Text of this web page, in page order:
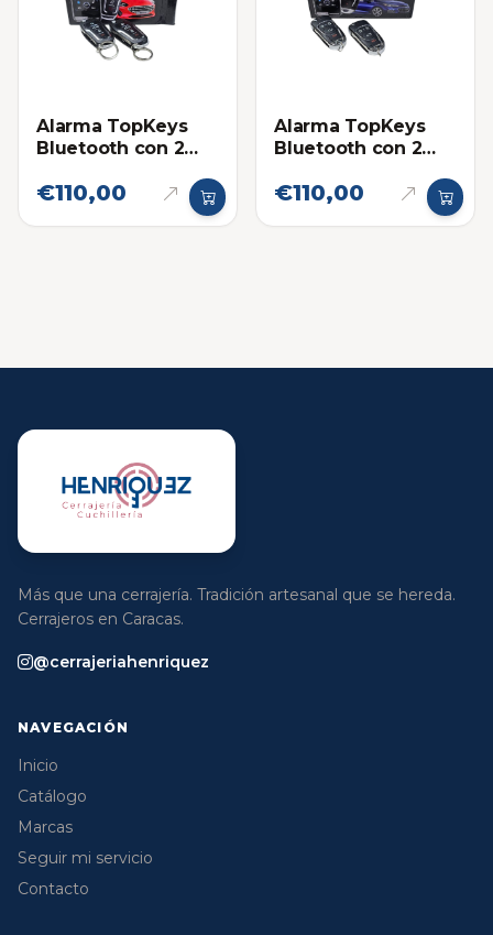
Alarma TopKeys
Bluetooth con 2
Control Integrado
€110,00
Alarma TopKeys
Bluetooth con 2
Control Integrado
€110,00
Más que una cerrajería. Tradición artesanal que se hereda.
Cerrajeros en Caracas.
@cerrajeriahenriquez
NAVEGACIÓN
Inicio
Catálogo
Marcas
Seguir mi servicio
Contacto